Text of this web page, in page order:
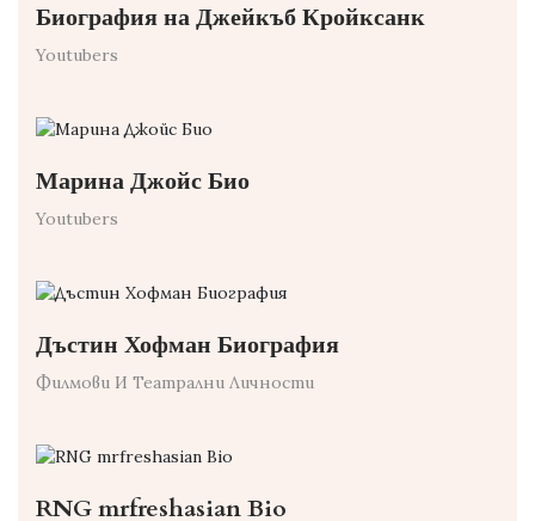
Биография на Джейкъб Кройксанк
Youtubers
Марина Джойс Био
Youtubers
Дъстин Хофман Биография
Филмови И Театрални Личности
RNG mrfreshasian Bio